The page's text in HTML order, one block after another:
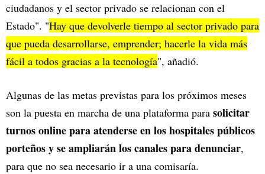
ciudadanos y el sector privado se relacionan con el
Estado". "Hay que devolverle tiempo al sector privado para
que pueda desarrollarse, emprender; hacerle la vida más
fácil a todos gracias a la tecnología", añadió.
Algunas de las metas previstas para los próximos meses
son la puesta en marcha de una plataforma para solicitar
turnos online para atenderse en los hospitales públicos
porteños y se ampliarán los canales para denunciar,
para que no sea necesario ir a una comisaría.